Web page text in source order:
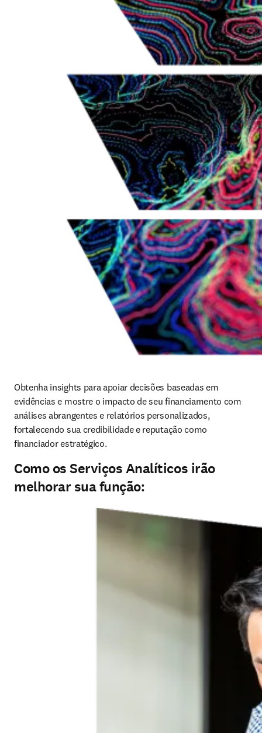
Obtenha insights para apoiar decisões baseadas em
evidências e mostre o impacto de seu financiamento com
análises abrangentes e relatórios personalizados,
fortalecendo sua credibilidade e reputação como
financiador estratégico.
Como os Serviços Analíticos irão
melhorar sua função: